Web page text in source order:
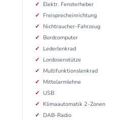
Elektr. Fensterheber
Freisprecheinrichtung
Nichtraucher-Fahrzeug
Bordcomputer
Lederlenkrad
Lordosenstütze
Multifunktionslenkrad
Mittelarmlehne
USB
Klimaautomatik 2-Zonen
DAB-Radio